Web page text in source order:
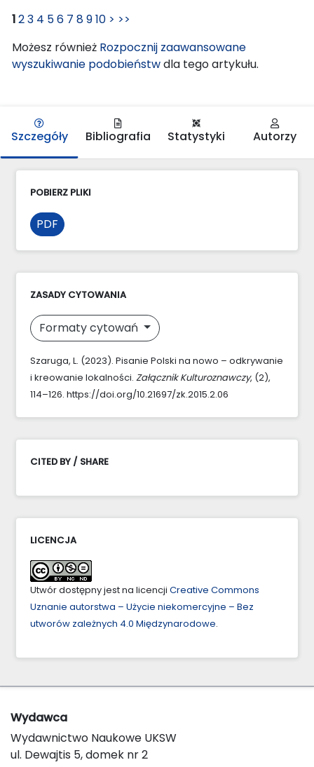
123 4 56 7 8910 > >>
Możesz również Rozpocznij zaawansowane
wyszukiwanie podobieństwdla tego artykułu.
Szczegóły Bibliografia Statystyki Autorzy
POBIERZ PLIKI
PDF
ZASADY CYTOWANIA
Formaty cytowań
Szaruga, L. (2023). Pisanie Polski na nowo – odkrywanie
i kreowanie lokalności. Załącznik Kulturoznawczy, (2),
114–126. https://doi.org/10.21697/zk.2015.2.06
CITED BY / SHARE
LICENCJA
Utwór dostępny jest na licencji Creative Commons
Uznanie autorstwa – Użycie niekomercyjne – Bez
utworów zależnych 4.0 Międzynarodowe.
Wydawca
Wydawnictwo Naukowe UKSW
ul. Dewajtis 5, domek nr 2